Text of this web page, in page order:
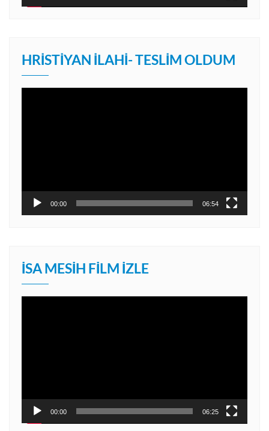
HRISTIYAN İLAHI- TESLIM OLDUM
00:00 06:54
İSA MESIH FILM İZLE
00:00 06:25